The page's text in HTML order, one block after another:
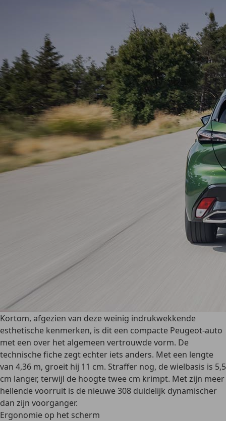
Kortom, afgezien van deze weinig indrukwekkende
esthetische kenmerken, is dit een compacte Peugeot-auto
met een over het algemeen vertrouwde vorm. De
technische fiche zegt echter iets anders. Met een lengte
van 4,36 m, groeit hij 11 cm. Straffer nog, de wielbasis is 5,5
cm langer, terwijl de hoogte twee cm krimpt. Met zijn meer
hellende voorruit is de nieuwe 308 duidelijk dynamischer
dan zijn voorganger.
Ergonomie op het scherm